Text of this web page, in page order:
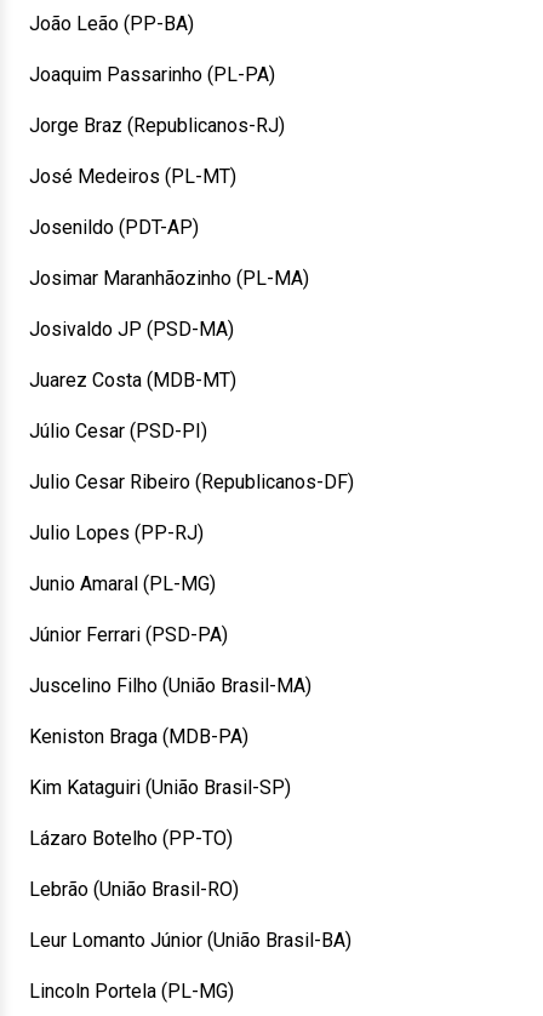
João Leão (PP-BA)
Joaquim Passarinho (PL-PA)
Jorge Braz (Republicanos-RJ)
José Medeiros (PL-MT)
Josenildo (PDT-AP)
Josimar Maranhãozinho (PL-MA)
Josivaldo JP (PSD-MA)
Juarez Costa (MDB-MT)
Júlio Cesar (PSD-PI)
Julio Cesar Ribeiro (Republicanos-DF)
Julio Lopes (PP-RJ)
Junio Amaral (PL-MG)
Júnior Ferrari (PSD-PA)
Juscelino Filho (União Brasil-MA)
Keniston Braga (MDB-PA)
Kim Kataguiri (União Brasil-SP)
Lázaro Botelho (PP-TO)
Lebrão (União Brasil-RO)
Leur Lomanto Júnior (União Brasil-BA)
Lincoln Portela (PL-MG)